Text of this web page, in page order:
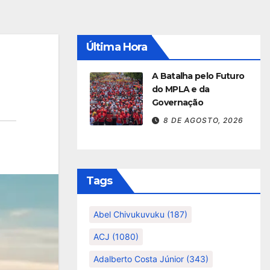
Última Hora
A Batalha pelo Futuro
do MPLA e da
Governação
8 DE AGOSTO, 2026
Tags
Abel Chivukuvuku (187)
ACJ (1080)
Adalberto Costa Júnior (343)